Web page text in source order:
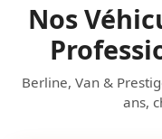
Nos
Berline, Van &
ans,